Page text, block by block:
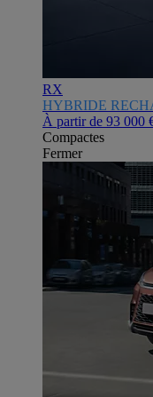
RX
HYBRIDE
À partir de 93 000
Compactes
Fermer